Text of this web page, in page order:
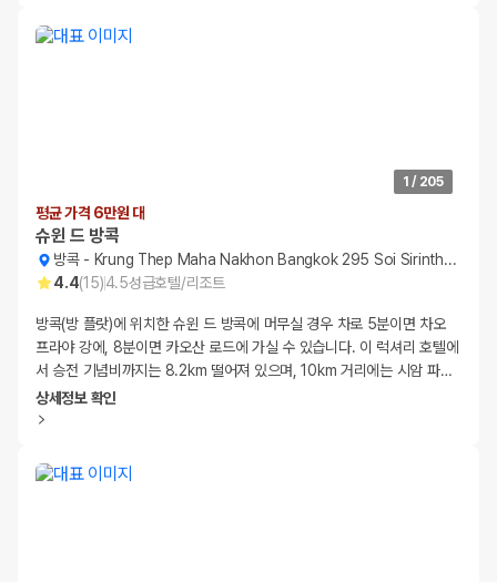
1 / 205
평균 가격 6만원 대
슈윈 드 방콕
방콕- Krung Thep Maha Nakhon Bangkok 295 Soi Sirinthorn 7, Khwaeng Bang Bumru
4.4(15)4.5성급호텔/리조트
방콕(방 플랏)에 위치한 슈윈 드 방콕에 머무실 경우 차로 5분이면 차오
프라야 강에, 8분이면 카오산 로드에 가실 수 있습니다. 이 럭셔리 호텔에
서 승전 기념비까지는 8.2km 떨어져 있으며, 10km 거리에는 시암 파…
상세정보 확인